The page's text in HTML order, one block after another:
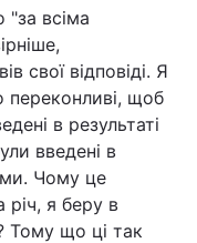
всіма
свої відповіді. Я
щоб
в результаті
введені в
Чому це
річ, я беру в
Тому що ці так